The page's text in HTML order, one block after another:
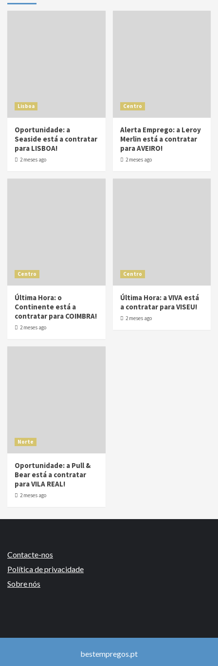
Lisboa
Oportunidade: a
Seaside está a contratar
para LISBOA!
2 meses ago
Centro
Alerta Emprego: a Leroy
Merlin está a contratar
para AVEIRO!
2 meses ago
Centro
Última Hora: o
Continente está a
contratar para COIMBRA!
2 meses ago
Centro
Última Hora: a VIVA está
a contratar para VISEU!
2 meses ago
Norte
Oportunidade: a Pull &
Bear está a contratar
para VILA REAL!
2 meses ago
Contacte-nos
Política de privacidade
Sobre nós
bestempregos.pt